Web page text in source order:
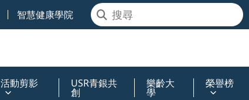
智慧健康學院
活動剪影 USR青銀共
創
樂齡大
學
榮譽榜